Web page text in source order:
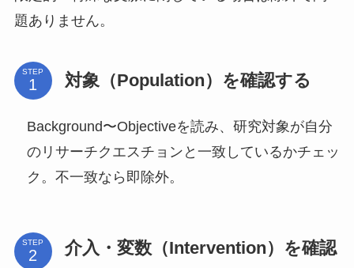
題ありません。
STEP 対象（Population）を確認する
Background〜Objectiveを読み、研究対象が自分
のリサーチクエスチョンと一致しているかチェッ
ク。不一致なら即除外。
STEP
介入・変数（Intervention）を確認